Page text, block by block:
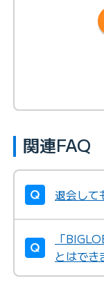
関連FAQ
退会して
「
とはでき